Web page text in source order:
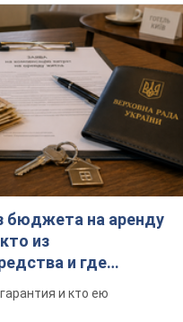
бюджета на аренду
из
и где
и кто ею
массированную
часть
Фото и видео